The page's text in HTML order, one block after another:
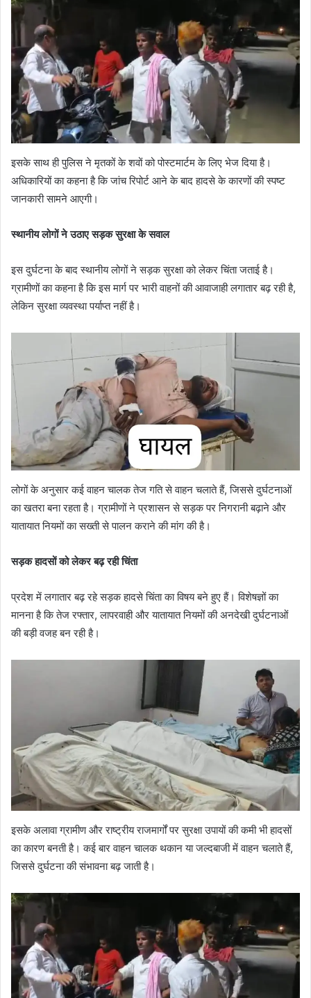
इसके साथ ही पुलिस ने मृतकों के शवों को पोस्टमार्टम के लिए भेज दिया है।
अधिकारियों का कहना है कि जांच रिपोर्ट आने के बाद हादसे के कारणों की स्पष्ट
जानकारी सामने आएगी।
स्थानीय लोगों ने उठाए सड़क सुरक्षा के सवाल
इस दुर्घटना के बाद स्थानीय लोगों ने सड़क सुरक्षा को लेकर चिंता जताई है।
ग्रामीणों का कहना है कि इस मार्ग पर भारी वाहनों की आवाजाही लगातार बढ़ रही है,
लेकिन सुरक्षा व्यवस्था पर्याप्त नहीं है।
लोगों के अनुसार कई वाहन चालक तेज गति से वाहन चलाते हैं, जिससे दुर्घटनाओं
का खतरा बना रहता है। ग्रामीणों ने प्रशासन से सड़क पर निगरानी बढ़ाने और
यातायात नियमों का सख्ती से पालन कराने की मांग की है।
सड़क हादसों को लेकर बढ़ रही चिंता
प्रदेश में लगातार बढ़ रहे सड़क हादसे चिंता का विषय बने हुए हैं। विशेषज्ञों का
मानना है कि तेज रफ्तार, लापरवाही और यातायात नियमों की अनदेखी दुर्घटनाओं
की बड़ी वजह बन रही है।
इसके अलावा ग्रामीण और राष्ट्रीय राजमार्गों पर सुरक्षा उपायों की कमी भी हादसों
का कारण बनती है। कई बार वाहन चालक थकान या जल्दबाजी में वाहन चलाते हैं,
जिससे दुर्घटना की संभावना बढ़ जाती है।